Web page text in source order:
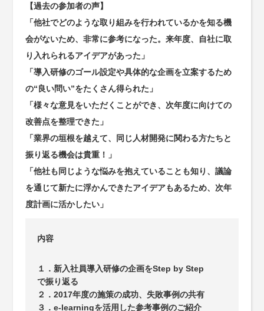
【過去の参加者の声】
「他社でどのような取り組みを行われているかを知る機
会がないため、非常に参考になった。来年度、自社に取
り入れられるアイデアがあった」
「導入研修のゴール設定や具体的な企画を立案するため
の“良い問い”をたくさん得られた」
「様々な意見をいただくことができ、次年度に向けての
改善点を整理できた」
「業界の垣根を越えて、同じ人材開発に関わる方たちと
振り返る機会は貴重！」
「他社も同じような悩みを抱えていることも知り、議論
を通じて新たに浮かんできたアイデアもあるため、次年
度計画に活かしたい」
内容
１．新入社員導入研修の企画をStep by Step
で振り返る
２．2017年度の施策の成功、失敗事例の共有
３．e-learningを活用した参考事例のご紹介